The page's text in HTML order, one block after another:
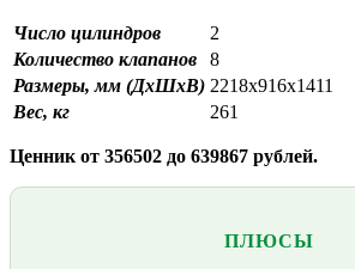
Число цилиндров
2
Количество клапанов
8
Размеры, мм (ДхШхВ) 2218х916х1411
Вес, кг
261
Ценник от 356502 до 639867 рублей.
ПЛЮСЫ